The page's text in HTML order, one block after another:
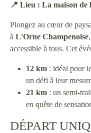
📍 Lieu : La maison
Plongez au cœur de
à L'Orne Champenoise
accessible à tous. Cet
12 km : idéal pour
un défi à leur
21 km : un semi-
en quête de
DÉPART